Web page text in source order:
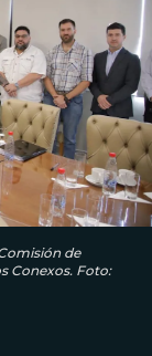
de
Conexos. Foto: